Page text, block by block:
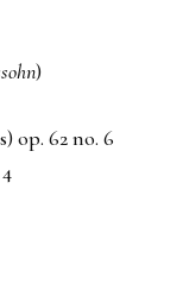
)
op. 62 no. 6